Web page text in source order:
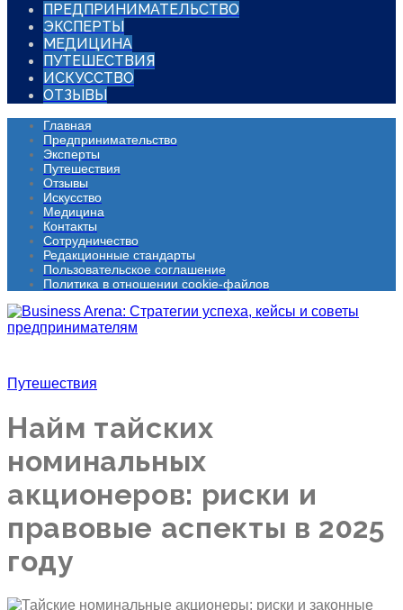
ПРЕДПРИНИМАТЕЛЬСТВО
ЭКСПЕРТЫ
МЕДИЦИНА
ПУТЕШЕСТВИЯ
ИСКУССТВО
ОТЗЫВЫ
Главная
Предпринимательство
Эксперты
Путешествия
Отзывы
Искусство
Медицина
Контакты
Сотрудничество
Редакционные стандарты
Пользовательское соглашение
Политика в отношении cookie-файлов
Путешествия
Найм тайских
номинальных
акционеров: риски и
правовые аспекты в 2025
году